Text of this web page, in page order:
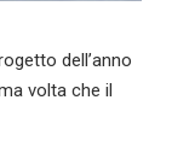
dell’anno
volta che il